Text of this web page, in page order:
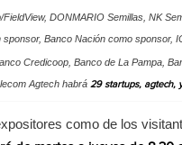
DONMARIO Semillas, NK
Banco Nación como sponsor,
Credicoop, Banco de La Pampa,
Agtech habrá 29 startups, agtech,
como de los